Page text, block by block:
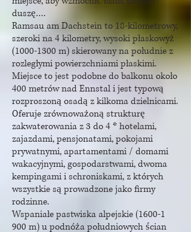
duszę….
Ramsau am Dachstein to 18-kilometrowy,
szeroki na 4 kilometry, wysoki płaskowyż
(1000-1300 m) skierowany na południe z
rozległymi powierzchniami płaskimi.
Miejsce to jest podobne do balkonu około
400 metrów nad Ennstal i jest typową
rozproszoną osadą z kilkoma dzielnicami.
Oferuje zrównoważoną strukturę
zakwaterowania z 3 do 4 * hotelami,
zajazdami, pensjonatami, pokojami
prywatnymi, apartamentami / domami
wakacyjnymi, gospodarstwami, dwoma
kempingami i schroniskami, z których
wszystkie są prowadzone jako firmy
rodzinne.
Wspaniałe pastwiska alpejskie (1600-1
900 m) u podnóża południowych ścian